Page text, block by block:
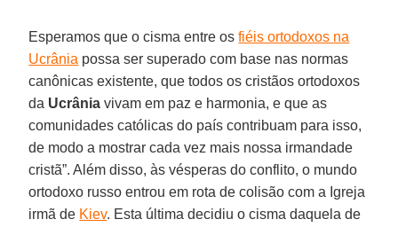
Esperamos que o cisma entre osfiéis ortodoxos na
Ucrânia possa ser superado com base nas normas
canônicas existente, que todos os cristãos ortodoxos
da Ucrânia vivam em paz e harmonia, e que as
comunidades católicas do país contribuam para isso,
de modo a mostrar cada vez mais nossa irmandade
cristã”. Além disso, às vésperas do conflito, o mundo
ortodoxo russo entrou em rota de colisão com a Igreja
irmã de Kiev. Esta última decidiu o cisma daquela de